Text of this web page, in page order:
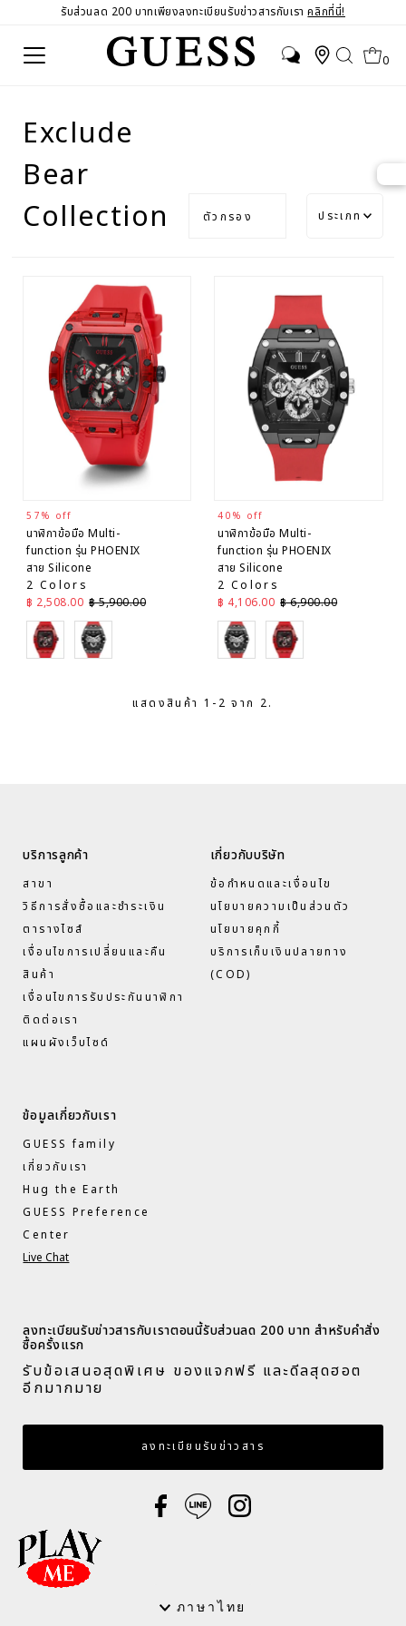
รับส่วนลด 200 บาทเพียงลงทะเบียนรับข่าวสารกับเราคลิกที่นี่!
0
Exclude
Bear
Collection
ตัวกรอง
ขายดี
เรียง
ตาม
ตัว
อักษร
A-Z
เรียง
ตาม
จาก
57% off
นาฬิกาข้อมือ Multi-
function รุ่น PHOENIX
สาย Silicone
2 Colors
ราคาลด
฿ 2,508.00 ราคาปกติ
฿ 5,900.00
Red Red
40% off
นาฬิกาข้อมือ Multi-
function รุ่น PHOENIX
สาย Silicone
2 Colors
ราคาลด
฿ 4,106.00 ราคาปกติ
฿ 6,900.00
Red Red
แสดงสินค้า 1-2 จาก 2.
บริการลูกค้า
สาขา
วิธีการสั่งซื้อและชำระเงิน
ตารางไซส์
เงื่อนไขการเปลี่ยนและคืน
สินค้า
เงื่อนไขการรับประกันนาฬิกา
ติดต่อเรา
แผนผังเว็บไซด์
เกี่ยวกับบริษัท
ข้อกำหนดและเงื่อนไข
นโยบายความเป็นส่วนตัว
นโยบายคุกกี้
บริการเก็บเงินปลายทาง
(COD)
ข้อมูลเกี่ยวกับเรา
GUESS family
เกี่ยวกับเรา
Hug the Earth
GUESS Preference
Center
Live Chat
ลงทะเบียนรับข่าวสารกับเราตอนนี้รับส่วนลด 200 บาท สำหรับคำสั่ง
ซื้อครั้งแรก​
รับข้อเสนอสุดพิเศษ ของแจกฟรี และดีลสุดฮอต
อีกมากมาย​
กรอกอีเมล
ลงทะเบียนรับข่าวสาร
ภาษา
ภาษาไทย